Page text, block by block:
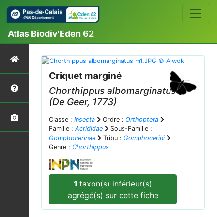
Atlas Biodiv'Eden 62
Criquet marginé
Chorthippus albomarginatus
(De Geer, 1773)
Classe : Insecta Ordre : Orthoptera
Famille : Acrididae
Sous-Famille :
Gomphocerinae
Tribu : Gomphocerini
Genre : Chorthippus
1taxon(s) inférieur(s)
agrégé(s) sur cette fiche